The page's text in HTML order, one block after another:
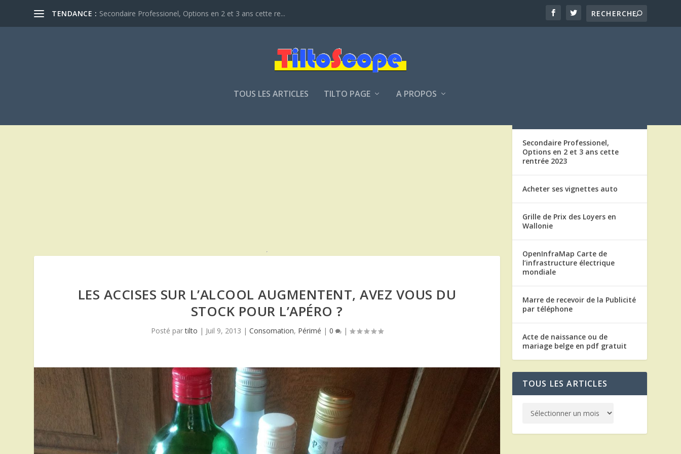
TENDANCE : Secondaire Professionel, Options en 2 et 3 ans cette re...
TOUS LES ARTICLES TILTO PAGE A PROPOS
LES ACCISES SUR L’ALCOOL AUGMENTENT, AVEZ VOUS DU
STOCK POUR L’APÉRO ?
Posté partilto | Juil 9, 2013 | Consomation, Périmé | 0 |
Secondaire Professionel,
Options en 2 et 3 ans cette
rentrée 2023
Acheter ses vignettes auto
Grille de Prix des Loyers en
Wallonie
OpenInfraMap Carte de
l’infrastructure électrique
mondiale
Marre de recevoir de la Publicité
par téléphone
Acte de naissance ou de
mariage belge en pdf gratuit
TOUS LES ARTICLES